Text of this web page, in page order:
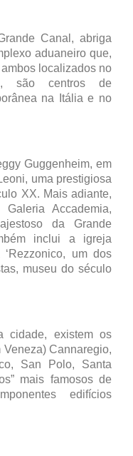
Canal, abriga
aduaneiro que,
localizados no
são centros de
na Itália e no
Guggenheim, em
uma prestigiosa
XX. Mais adiante,
Accademia,
da Grande
inclui a igreja
um dos
museu do século
cidade, existem os
Cannaregio,
San Polo, Santa
mais famosos de
edifícios